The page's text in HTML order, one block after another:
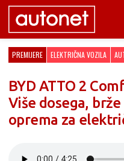
PREMIJERE ELEKTRIČNA VOZILA
BYD ATTO 2
Više dosega,
oprema za